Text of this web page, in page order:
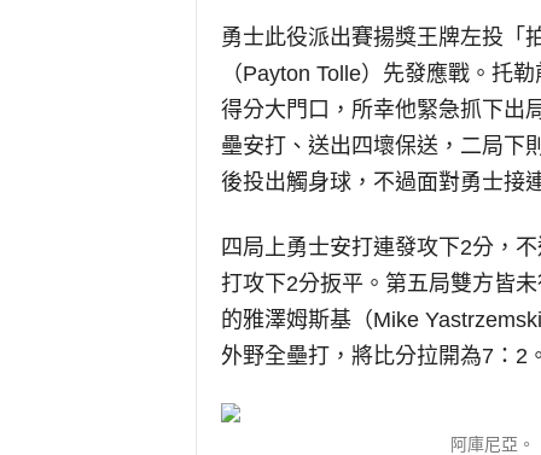
勇士此役派出賽揚獎王牌左投「
（Payton Tolle）先發應戰。托
得分大門口，所幸他緊急抓下出
壘安打、送出四壞保送，二局下
後投出觸身球，不過面對勇士接
四局上勇士安打連發攻下2分，
打攻下2分扳平。第五局雙方皆
的雅澤姆斯基（Mike
外野全壘打，將比分拉開為7：2
阿庫尼亞